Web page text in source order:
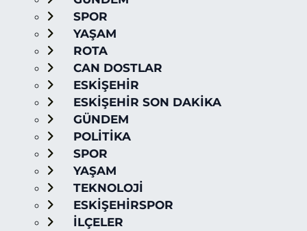
SPOR
YAŞAM
ROTA
CAN DOSTLAR
ESKİŞEHİR
ESKİŞEHİR SON DAKİKA
GÜNDEM
POLİTİKA
SPOR
YAŞAM
TEKNOLOJİ
ESKİŞEHİRSPOR
İLÇELER